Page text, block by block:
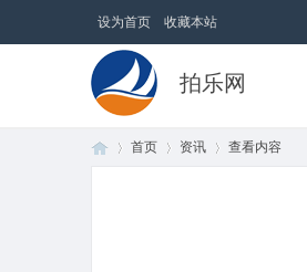
设为首页 收藏本站
拍乐网
首页 资讯 查看内容